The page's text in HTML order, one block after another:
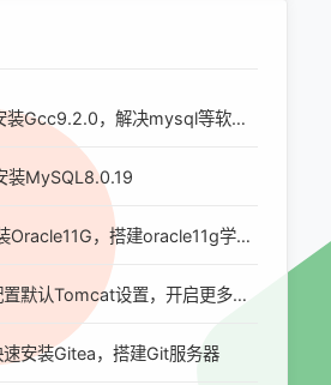
装Gcc9.2.0，解决mysql等软件
装MySQL8.0.19
Oracle11G，搭建oracle11g学习
默认Tomcat设置，开启更多高
安装Gitea，搭建Git服务器